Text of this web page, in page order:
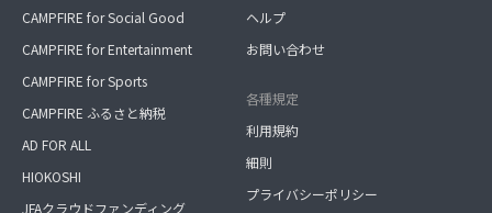
CAMPFIRE for Social Good
CAMPFIRE for Entertainment
CAMPFIRE for Sports
CAMPFIRE ふるさと納税
AD FOR ALL
HIOKOSHI
JFAクラウドファンディング
ヘルプ
お問い合わせ
各種規定
利用規約
細則
プライバシーポリシー